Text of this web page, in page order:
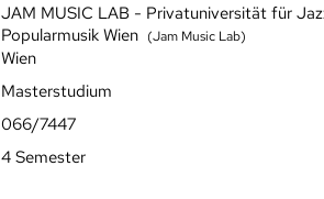
JAM MUSIC LAB - Privatuniversität für
Popularmusik Wien (Jam Music Lab)
Wien
Masterstudium
066/7447
4 Semester